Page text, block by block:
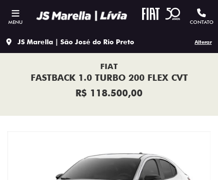
MENU CONTATO
JS Marella | São José do Rio Preto Alterar
FIAT
FASTBACK 1.0 TURBO 200 FLEX CVT
R$ 118.500,00